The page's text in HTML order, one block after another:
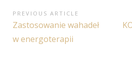
Nawigacja
wpisu
PREVIOUS ARTICLE
Previous
Article:
Zastosowanie wahadeł
w energoterapii